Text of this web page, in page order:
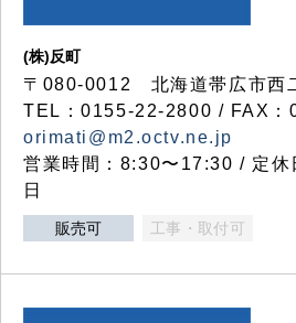
(株)反町
〒080-0012 北海道帯広市西
TEL：0155-22-2800 / FAX
orimati@m2.octv.ne.jp
営業時間：8:30〜17:30 / 定休
日
販売可 工事・取付可